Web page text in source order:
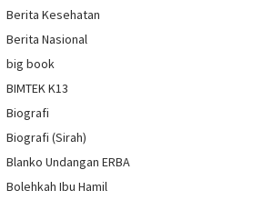
Berita Kesehatan
Berita Nasional
big book
BIMTEK K13
Biografi
Biografi (Sirah)
Blanko Undangan ERBA
Bolehkah Ibu Hamil